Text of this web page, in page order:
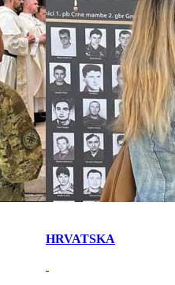
HRVATSKA